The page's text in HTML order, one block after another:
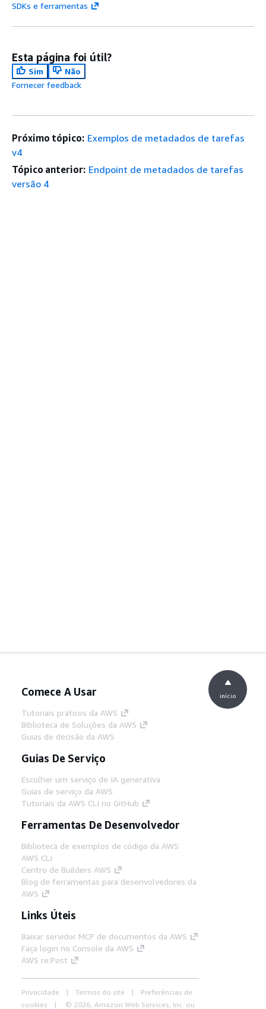
SDKs e ferramentas
Esta página foi útil?
Sim
Não
Fornecer feedback
Próximo tópico: Exemplos de metadados de tarefas
v4
Tópico anterior: Endpoint de metadados de tarefas
versão 4
Comece A Usar
Tutoriais práticos da AWS
Biblioteca de Soluções da AWS
Guias de decisão da AWS
Guias De Serviço
Escolher um serviço de IA generativa
Guias de serviço da AWS
Tutoriais da AWS CLI no GitHub
Ferramentas De Desenvolvedor
Biblioteca de exemplos de código da AWS
AWS CLI
Centro de Builders AWS
Blog de ferramentas para desenvolvedores da
AWS
Links Úteis
Baixar servidor MCP de documentos da AWS
Faça login no Console da AWS
AWS re:Post
Privacidade Termos do site
Preferências de
cookies
© 2026, Amazon Web Services, Inc. ou
início